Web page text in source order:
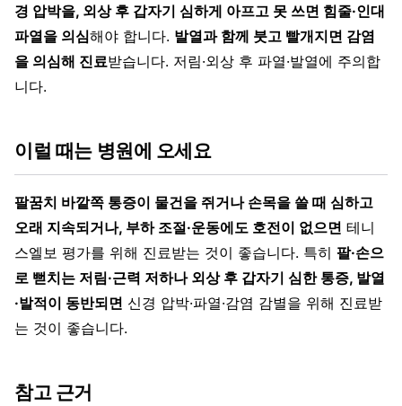
경 압박을, 외상 후 갑자기 심하게 아프고 못 쓰면 힘줄·인대
파열을 의심해야 합니다. 발열과 함께 붓고 빨개지면 감염
을 의심해 진료받습니다. 저림·외상 후 파열·발열에 주의합
니다.
이럴 때는 병원에 오세요
팔꿈치 바깥쪽 통증이 물건을 쥐거나 손목을 쓸 때 심하고
오래 지속되거나, 부하 조절·운동에도 호전이 없으면 테니
스엘보 평가를 위해 진료받는 것이 좋습니다. 특히 팔·손으
로 뻗치는 저림·근력 저하나 외상 후 갑자기 심한 통증, 발열
·발적이 동반되면 신경 압박·파열·감염 감별을 위해 진료받
는 것이 좋습니다.
참고 근거